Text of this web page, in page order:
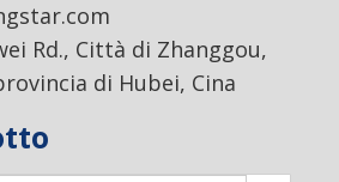
Rd., Città di Zhanggou,
di Hubei, Cina